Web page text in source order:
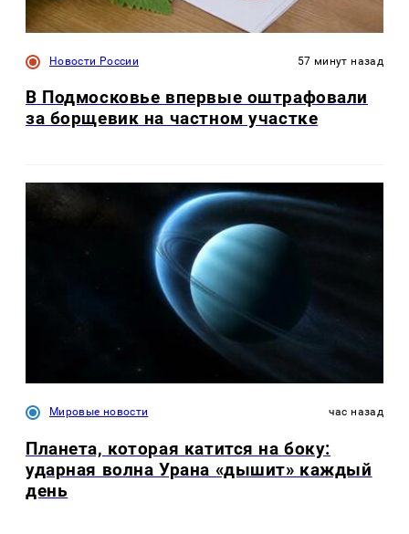
Новости России 57 минут назад
В Подмосковье впервые оштрафовали
за борщевик на частном участке
Мировые новости час назад
Планета, которая катится на боку:
ударная волна Урана «дышит» каждый
день